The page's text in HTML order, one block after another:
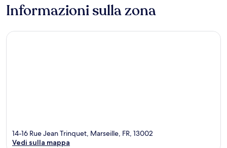
Informazioni sulla zona
14-16 Rue Jean Trinquet, Marseille, FR, 13002
Vedi sulla mappa